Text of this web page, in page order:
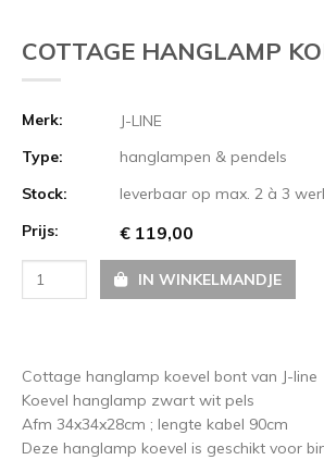
COTTAGE HANGLAMP
Merk:
J-LINE
Type:
hanglampen & pendels
Stock:
leverbaar op max. 2 à 3
Prijs:
€ 119,00
IN WINKELMANDJE
Cottage hanglamp koevel bont van J-line
Koevel hanglamp zwart wit pels
Afm 34x34x28cm ; lengte kabel 90cm
Deze hanglamp koevel is geschikt voor